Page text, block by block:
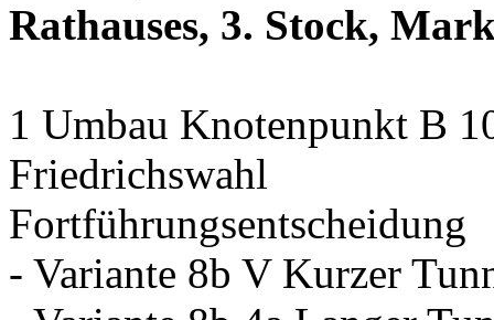
Rathauses, 3. Stock,
1 Umbau Knotenpunkt B
Friedrichswahl
Fortführungsentscheidung
- Variante 8b V Kurzer